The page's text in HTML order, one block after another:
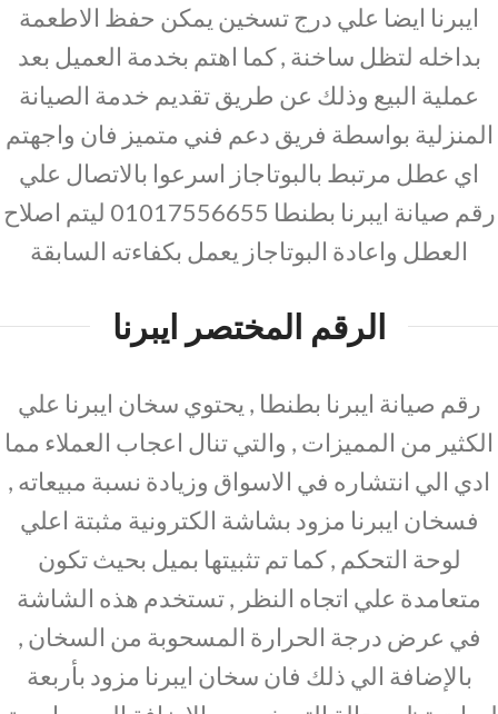
ايبرنا ايضا علي درج تسخين يمكن حفظ الاطعمة
بداخله لتظل ساخنة , كما اهتم بخدمة العميل بعد
عملية البيع وذلك عن طريق تقديم خدمة الصيانة
المنزلية بواسطة فريق دعم فني متميز فان واجهتم
اي عطل مرتبط بالبوتاجاز اسرعوا بالاتصال علي
رقم صيانة ايبرنا بطنطا 01017556655 ليتم اصلاح
العطل واعادة البوتاجاز يعمل بكفاءته السابقة
الرقم المختصر ايبرنا
رقم صيانة ايبرنا بطنطا , يحتوي سخان ايبرنا علي
الكثير من المميزات , والتي تنال اعجاب العملاء مما
ادي الي انتشاره في الاسواق وزيادة نسبة مبيعاته ,
فسخان ايبرنا مزود بشاشة الكترونية مثبتة اعلي
لوحة التحكم , كما تم تثبيتها بميل بحيث تكون
متعامدة علي اتجاه النظر , تستخدم هذه الشاشة
في عرض درجة الحرارة المسحوبة من السخان ,
بالإضافة الي ذلك فان سخان ايبرنا مزود بأربعة